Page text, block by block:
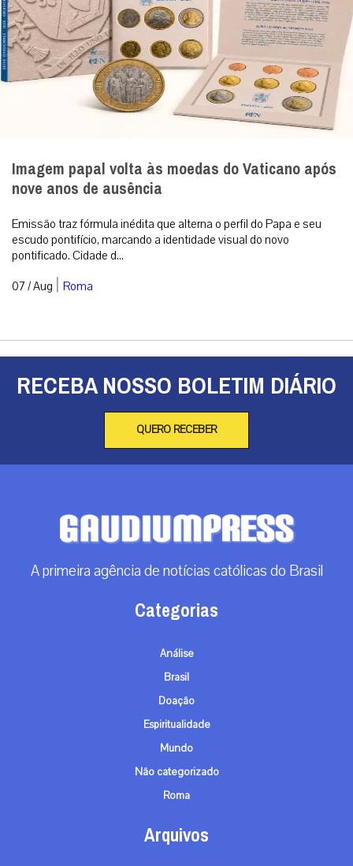
Imagem papal volta às moedas do Vaticano após
nove anos de ausência
Emissão traz fórmula inédita que alterna o perfil do Papa e seu
escudo pontifício, marcando a identidade visual do novo
pontificado. Cidade d...
07 / Aug | Roma
RECEBA NOSSO BOLETIM DIÁRIO
QUERO RECEBER
A primeira agência de notícias católicas do Brasil
Categorias
Análise
Brasil
Doação
Espiritualidade
Mundo
Não categorizado
Roma
Arquivos